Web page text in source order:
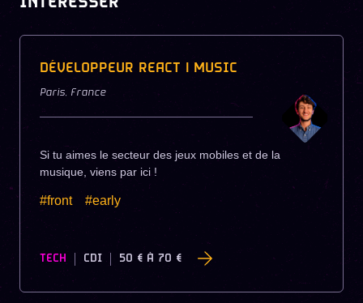
DÉVELOPPEUR REACT | MUSIC
Paris, France
Si tu aimes le secteur des jeux mobiles et de la
musique, viens par ici !
#front #early
TECH CDI 50 € À 70 €